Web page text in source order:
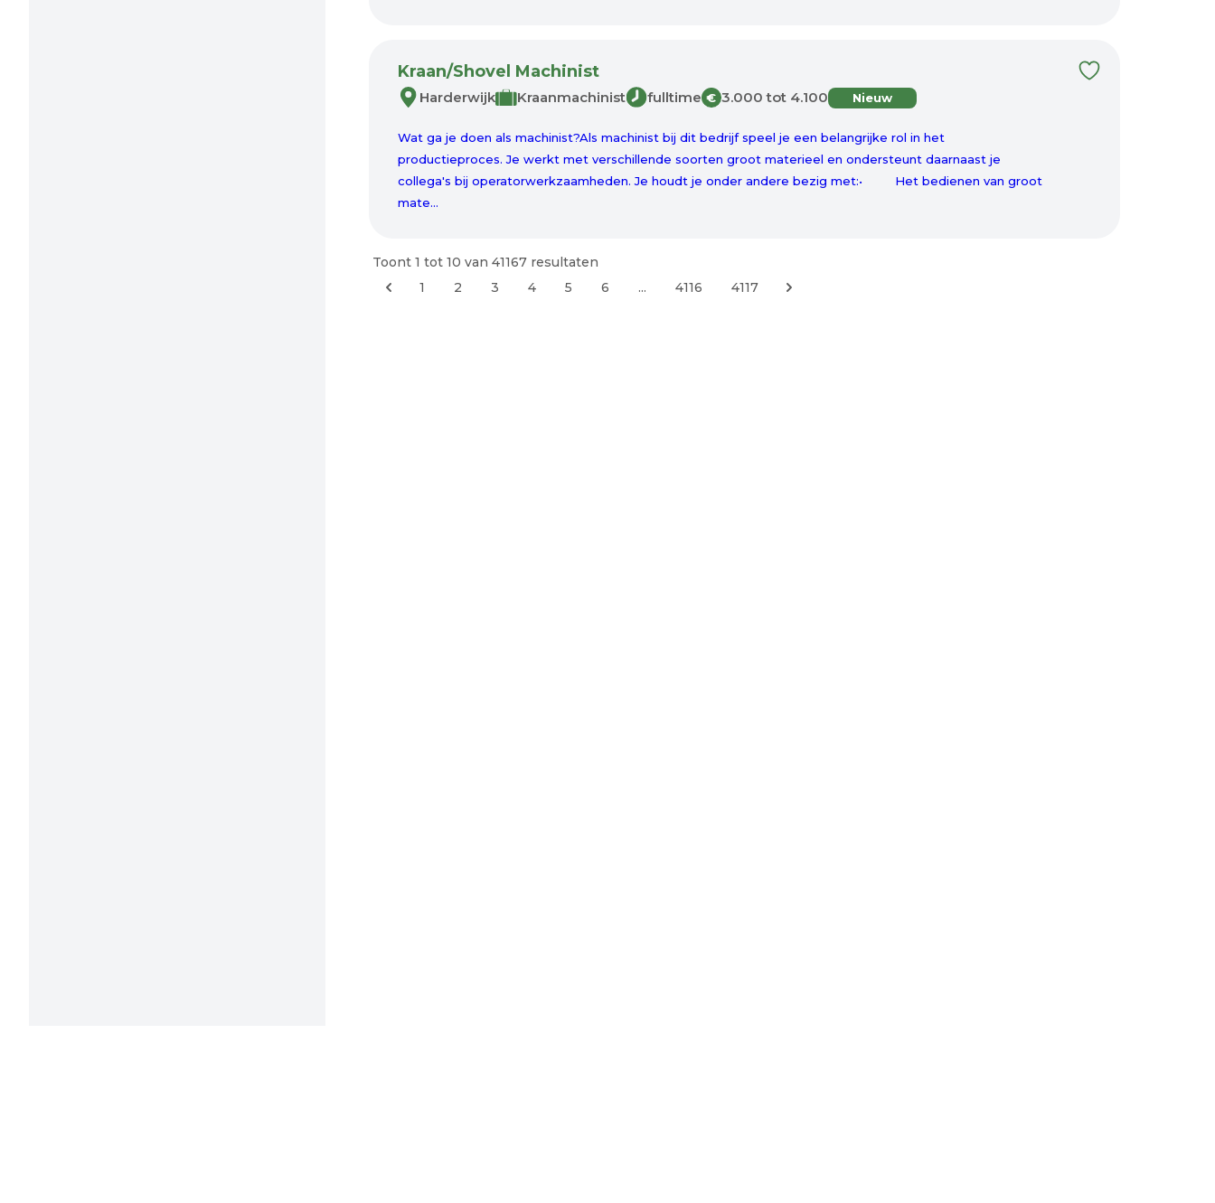
Kraan/Shovel Machinist
Harderwijk Kraanmachinist fulltime € 3.000 tot 4.100 Nieuw
Wat ga je doen als machinist?Als machinist bij dit bedrijf speel je een belangrijke rol in het
productieproces. Je werkt met verschillende soorten groot materieel en ondersteunt daarnaast je
collega's bij operatorwerkzaamheden. Je houdt je onder andere bezig met:• Het bedienen van groot
mate...
Toont 1 tot 10 van 41167 resultaten
1
2 3 4 5 6 ... 4116 4117